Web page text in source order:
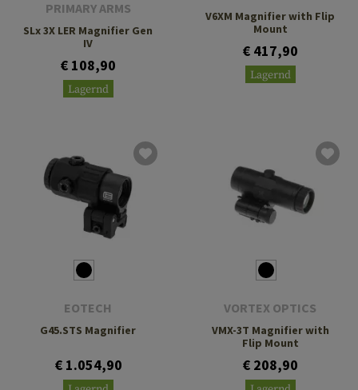
PRIMARY ARMS
SLx 3X LER Magnifier Gen
IV
€ 108,90
Lagernd
V6XM Magnifier with Flip
Mount
€ 417,90
Lagernd
EOTECH
G45.STS Magnifier
€ 1.054,90
VORTEX OPTICS
VMX-3T Magnifier with
Flip Mount
€ 208,90